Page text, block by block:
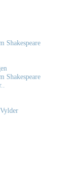
Shakespeare
Shakespeare